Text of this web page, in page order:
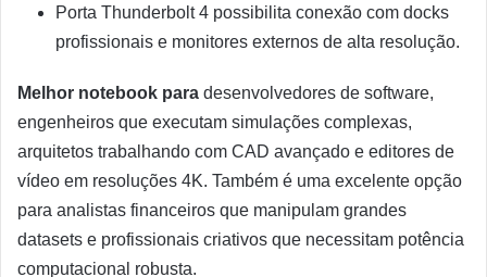
Porta Thunderbolt 4 possibilita conexão com docks
profissionais e monitores externos de alta resolução.
Melhor notebook para desenvolvedores de software,
engenheiros que executam simulações complexas,
arquitetos trabalhando com CAD avançado e editores de
vídeo em resoluções 4K. Também é uma excelente opção
para analistas financeiros que manipulam grandes
datasets e profissionais criativos que necessitam potência
computacional robusta.